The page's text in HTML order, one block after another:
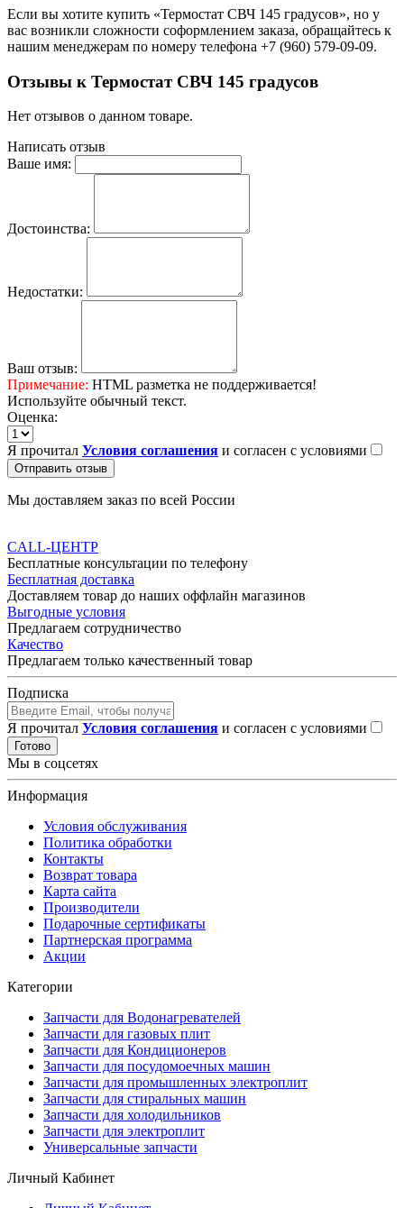
Если вы хотите купить «Термостат СВЧ 145 градусов», но у
вас возникли сложности соформлением заказа, обращайтесь к
нашим менеджерам по номеру телефона +7 (960) 579-09-09.
Отзывы к Термостат СВЧ 145 градусов
Нет отзывов о данном товаре.
Написать отзыв
Ваше имя:
Достоинства:
Недостатки:
Ваш отзыв:
Примечание: HTML разметка не поддерживается!
Используйте обычный текст.
Оценка:
Я прочитал Условия соглашения и согласен с условиями
Отправить отзыв
Мы доставляем заказ по всей России
CALL-ЦЕНТР
Бесплатные консультации по телефону
Бесплатная доставка
Доставляем товар до наших оффлайн магазинов
Выгодные условия
Предлагаем сотрудничество
Качество
Предлагаем только качественный товар
Подписка
Я прочитал Условия соглашения и согласен с условиями
Готово
Мы в соцсетях
Информация
Условия обслуживания
Политика обработки
Контакты
Возврат товара
Карта сайта
Производители
Подарочные сертификаты
Партнерская программа
Акции
Категории
Запчасти для Водонагревателей
Запчасти для газовых плит
Запчасти для Кондиционеров
Запчасти для посудомоечных машин
Запчасти для промышленных электроплит
Запчасти для стиральных машин
Запчасти для холодильников
Запчасти для электроплит
Универсальные запчасти
Личный Кабинет